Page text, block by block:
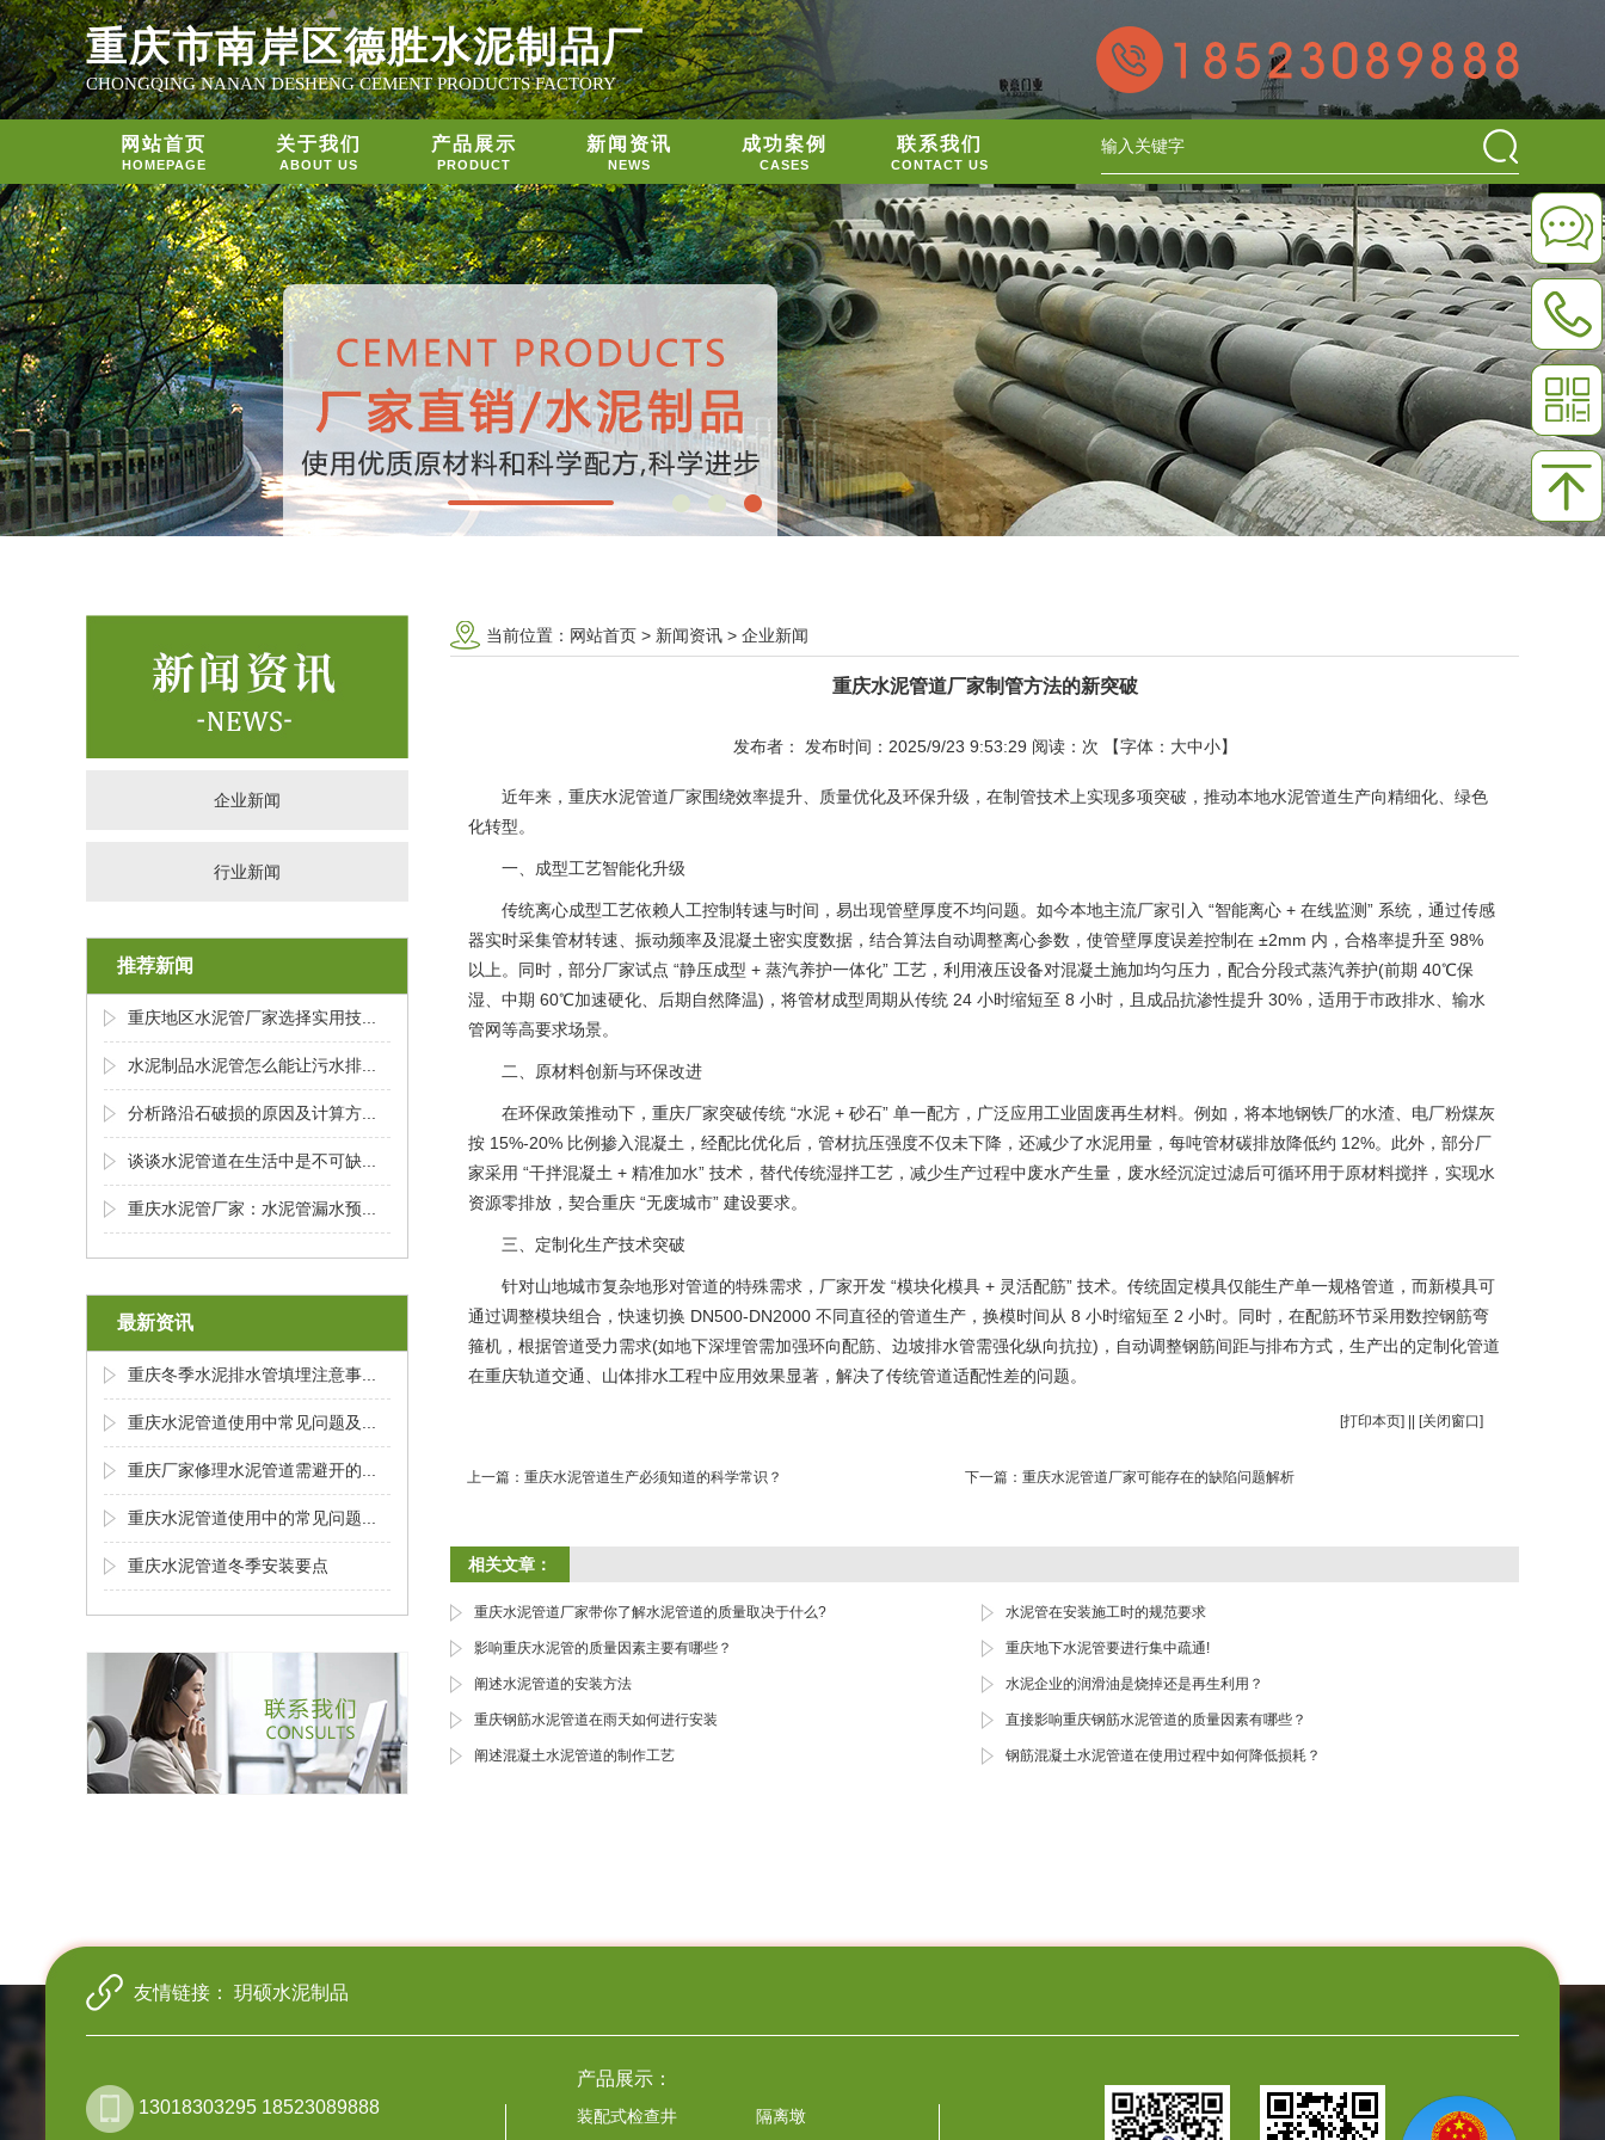
重庆市南岸区德胜水泥制品厂
CHONGQING NANAN DESHENG CEMENT PRODUCTS FACTORY
网站首页
HOMEPAGE
关于我们
ABOUT US
产品展示
PRODUCT
新闻资讯
NEWS
成功案例
CASES
联系我们
CONTACT US
企业新闻
行业新闻
推荐新闻
重庆地区水泥管厂家选择实用技...
水泥制品水泥管怎么能让污水排...
分析路沿石破损的原因及计算方...
谈谈水泥管道在生活中是不可缺...
重庆水泥管厂家：水泥管漏水预...
最新资讯
重庆冬季水泥排水管填埋注意事...
重庆水泥管道使用中常见问题及...
重庆厂家修理水泥管道需避开的...
重庆水泥管道使用中的常见问题...
重庆水泥管道冬季安装要点
当前位置： 网站首页 > 新闻资讯 > 企业新闻
重庆水泥管道厂家制管方法的新突破
发布者： 发布时间：2025/9/23 9:53:29 阅读： 次 【字体： 大中小】
近年来，重庆水泥管道厂家围绕效率提升、质量优化及环保升级，在制管技术上实现多项突破，推动本地水泥管道生产向精细化、绿色
化转型。
一、成型工艺智能化升级
传统离心成型工艺依赖人工控制转速与时间，易出现管壁厚度不均问题。如今本地主流厂家引入 “智能离心 + 在线监测” 系统，通过传感
器实时采集管材转速、振动频率及混凝土密实度数据，结合算法自动调整离心参数，使管壁厚度误差控制在 ±2mm 内，合格率提升至 98%
以上。同时，部分厂家试点 “静压成型 + 蒸汽养护一体化” 工艺，利用液压设备对混凝土施加均匀压力，配合分段式蒸汽养护(前期 40℃保
湿、中期 60℃加速硬化、后期自然降温)，将管材成型周期从传统 24 小时缩短至 8 小时，且成品抗渗性提升 30%，适用于市政排水、输水
管网等高要求场景。
二、原材料创新与环保改进
在环保政策推动下，重庆厂家突破传统 “水泥 + 砂石” 单一配方，广泛应用工业固废再生材料。例如，将本地钢铁厂的水渣、电厂粉煤灰
按 15%-20% 比例掺入混凝土，经配比优化后，管材抗压强度不仅未下降，还减少了水泥用量，每吨管材碳排放降低约 12%。此外，部分厂
家采用 “干拌混凝土 + 精准加水” 技术，替代传统湿拌工艺，减少生产过程中废水产生量，废水经沉淀过滤后可循环用于原材料搅拌，实现水
资源零排放，契合重庆 “无废城市” 建设要求。
三、定制化生产技术突破
针对山地城市复杂地形对管道的特殊需求，厂家开发 “模块化模具 + 灵活配筋” 技术。传统固定模具仅能生产单一规格管道，而新模具可
通过调整模块组合，快速切换 DN500-DN2000 不同直径的管道生产，换模时间从 8 小时缩短至 2 小时。同时，在配筋环节采用数控钢筋弯
箍机，根据管道受力需求(如地下深埋管需加强环向配筋、边坡排水管需强化纵向抗拉)，自动调整钢筋间距与排布方式，生产出的定制化管道
在重庆轨道交通、山体排水工程中应用效果显著，解决了传统管道适配性差的问题。
[打印本页] || [关闭窗口]
上一篇： 重庆水泥管道生产必须知道的科学常识？ 下一篇： 重庆水泥管道厂家可能存在的缺陷问题解析
相关文章：
重庆水泥管道厂家带你了解水泥管道的质量取决于什么? 水泥管在安装施工时的规范要求
影响重庆水泥管的质量因素主要有哪些？ 重庆地下水泥管要进行集中疏通!
阐述水泥管道的安装方法 水泥企业的润滑油是烧掉还是再生利用？
重庆钢筋水泥管道在雨天如何进行安装 直接影响重庆钢筋水泥管道的质量因素有哪些？
阐述混凝土水泥管道的制作工艺 钢筋混凝土水泥管道在使用过程中如何降低损耗？
友情链接： 玥硕水泥制品
13018303295 18523089888
产品展示：
装配式检查井 隔离墩